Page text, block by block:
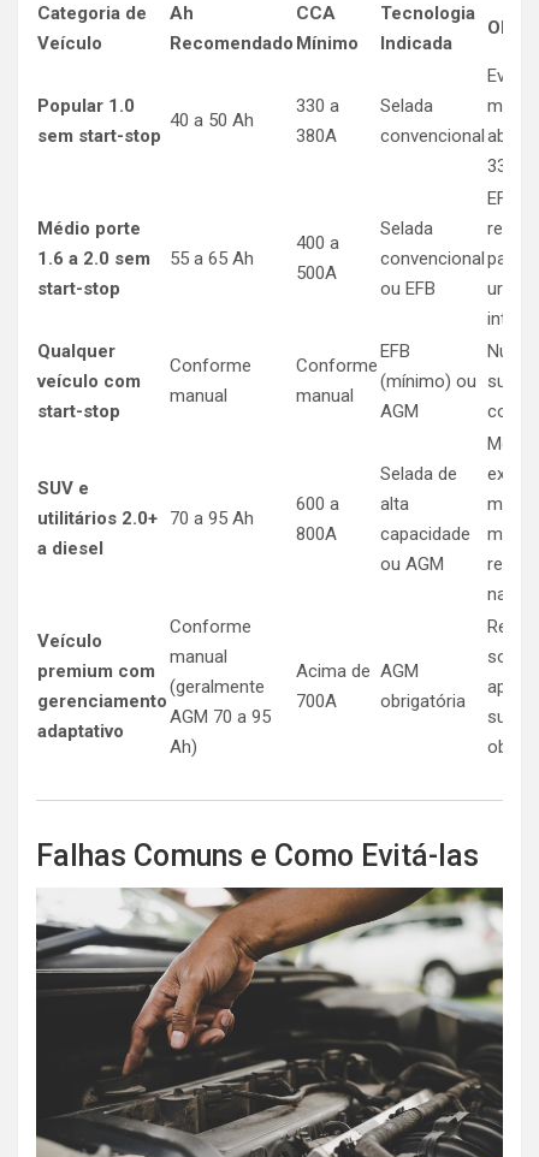
Categoria de
Veículo
Ah
Recomendado
CCA
Mínimo
Tecnologia
Indicada
Popular 1.0
sem start-stop
40 a 50 Ah
330 a
380A
Selada
convencional
Evitar
330A
Médio porte
1.6 a 2.0 sem
start-stop
55 a 65 Ah
400 a
500A
Selada
convencional
ou EFB
EFB
para
Qualquer
veículo com
start-stop
Conforme
manual
Conforme
manual
EFB
(mínimo) ou
AGM
Nunca
SUV e
utilitários 2.0+
a diesel
70 a 95 Ah
600 a
800A
Selada de
alta
capacidade
ou AGM
Motor
exige
mais
maior
na
Veículo
premium com
gerenciamento
adaptativo
Conforme
manual
(geralmente
AGM 70 a 95
Ah)
Acima de
700A
AGM
obrigatória
após
Falhas Comuns e Como Evitá-las